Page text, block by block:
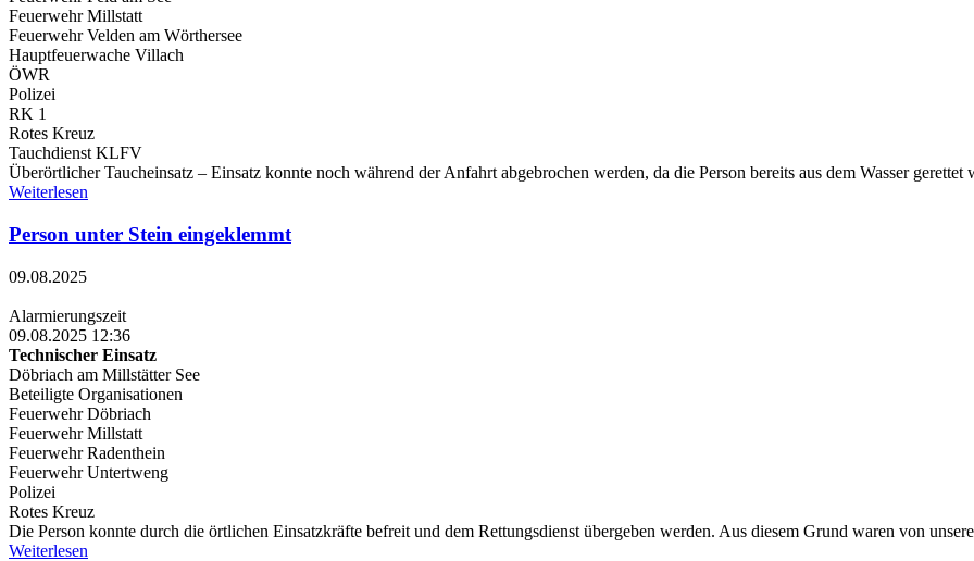
Feuerwehr Millstatt
Feuerwehr Velden am Wörthersee
Hauptfeuerwache Villach
ÖWR
Polizei
RK 1
Rotes Kreuz
Tauchdienst KLFV
Überörtlicher Taucheinsatz – Einsatz konnte noch während der Anfahrt abgebrochen werden, da die Person bereits aus dem Wasser gerettet
Weiterlesen
Person unter Stein eingeklemmt
09.08.2025
Alarmierungszeit
09.08.2025 12:36
Technischer Einsatz
Döbriach am Millstätter See
Beteiligte Organisationen
Feuerwehr Döbriach
Feuerwehr Millstatt
Feuerwehr Radenthein
Feuerwehr Untertweng
Polizei
Rotes Kreuz
Die Person konnte durch die örtlichen Einsatzkräfte befreit und dem Rettungsdienst übergeben werden. Aus diesem Grund waren von
Weiterlesen